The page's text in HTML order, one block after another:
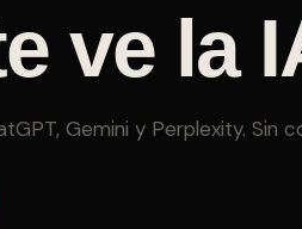
ve la
Gemini y Perplexity. Sin